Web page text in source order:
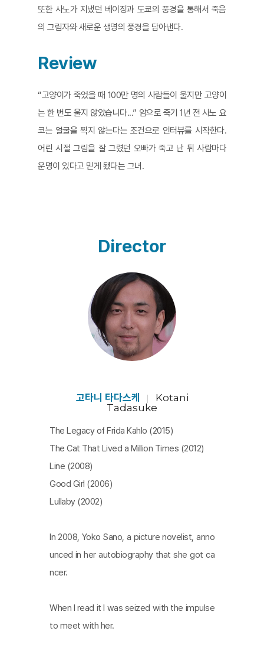
또한 사노가 지냈던 베이징과 도쿄의 풍경을 통해서 죽음
의 그림자와 새로운 생명의 풍경을 담아낸다.
Review
“고양이가 죽었을 때 100만 명의 사람들이 울지만 고양이
는 한 번도 울지 않았습니다...” 암으로 죽기 1년 전 사노 요
코는 얼굴을 찍지 않는다는 조건으로 인터뷰를 시작한다.
어린 시절 그림을 잘 그렸던 오빠가 죽고 난 뒤 사람마다
운명이 있다고 믿게 됐다는 그녀.
독자, 죽음을 앞두고 어린 딸에게 자신의 죽음을 설명하기
위해 이 책을 읽어주겠다는 독자, 살고 싶어 매번 자해한다
는 독자들은 각기 다른 이유로 이 책을 사랑한다. 왕과 선
원, 마술사 혹은 어린 소녀의 고양이였지만 매번 그들을 미
워했던 고양이는 어느 날 비로소 그 누구의 고양이도 아닌
자기 자신의 고양이가 되어 흰 털 고양이를 만난다.
“내 가족이 조금씩 와해되는 동안, 나는 한 고양이가 다른
고양이를 만나 가족을 만들고 죽어가는 단순한 스토리를
사람들이 이런 원초적인 것들을 원한다는 걸 알았고 다른
누구보다도 내게 그것이 필요했어요.”
“어느 날 흰 고양이는 조용히 움직이지 않게 되었습니다.
고양이는 처음으로 울었습니다...”
2010년 5월, 사노 요코는 72세로 생을 마감한다. 백 만 번
산 고양이가 사랑하는 흰 털 고양이를 만나 다시는 살아 돌
아오지 않은 것처럼, 그녀도 그곳에서 사랑하는 사람들을
Director
고타니 타다스케
Kotani
Tadasuke
The Legacy of Frida Kahlo (2015)
The Cat That Lived a Million Times (2012)
Line (2008)
Good Girl (2006)
Lullaby (2002)
In 2008, Yoko Sano, a picture novelist, anno
unced in her autobiography that she got ca
ncer.
When I read it I was seized with the impulse
to meet with her.